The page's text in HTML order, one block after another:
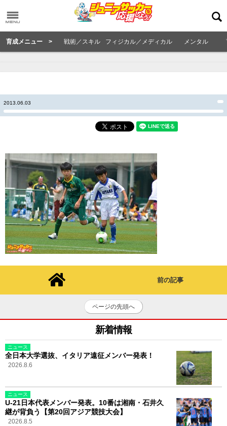
育成メニュー > 戦術／スキル フィジカル／メディカル メンタル
2013.06.03
前の記事
ページの先頭へ
新着情報
ニュース
全日本大学選抜、イタリア遠征メンバー発表！
2026.8.6
ニュース
U-21日本代表メンバー発表。10番は湘南・石井久
継が背負う【第20回アジア競技大会】
2026.8.5